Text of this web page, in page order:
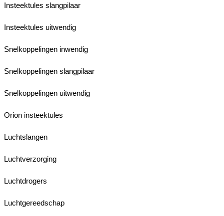
Insteektules slangpilaar
Insteektules uitwendig
Snelkoppelingen inwendig
Snelkoppelingen slangpilaar
Snelkoppelingen uitwendig
Orion insteektules
Luchtslangen
Luchtverzorging
Luchtdrogers
Luchtgereedschap